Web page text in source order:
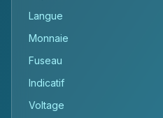
Langue
Monnaie
Fuseau
Indicatif
Voltage